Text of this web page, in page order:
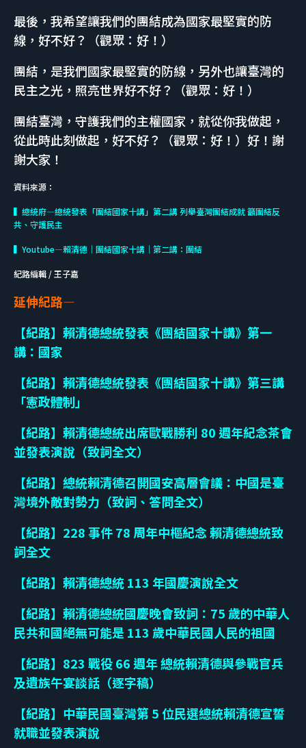
最後，我希望讓我們的團結成為國家最堅實的防
線，好不好？（觀眾：好！）
團結，是我們國家最堅實的防線，另外也讓臺灣的
民主之光，照亮世界好不好？（觀眾：好！）
團結臺灣，守護我們的主權國家，就從你我做起，
從此時此刻做起，好不好？（觀眾：好！）好！謝
謝大家！
資料來源：
▍總統府—總統發表「團結國家十講」第二講 列舉臺灣團結成就 籲團結反
共、守護民主
▍Youtube—賴清德｜團結國家十講｜第二講：團結
紀路編輯 / 王子嘉
延伸紀路—
【紀路】賴清德總統發表《團結國家十講》第一
講：國家
【紀路】賴清德總統發表《團結國家十講》第三講
「憲政體制」
【紀路】賴清德總統出席歐戰勝利 80 週年紀念茶會
並發表演說（致詞全文）
【紀路】總統賴清德召開國安高層會議：中國是臺
灣境外敵對勢力（致詞、答問全文）
【紀路】228 事件 78 周年中樞紀念 賴清德總統致
詞全文
【紀路】賴清德總統 113 年國慶演說全文
【紀路】賴清德總統國慶晚會致詞：75 歲的中華人
民共和國絕無可能是 113 歲中華民國人民的祖國
【紀路】823 戰役 66 週年 總統賴清德與參戰官兵
及遺族午宴談話（逐字稿）
【紀路】中華民國臺灣第 5 位民選總統賴清德宣誓
就職並發表演說